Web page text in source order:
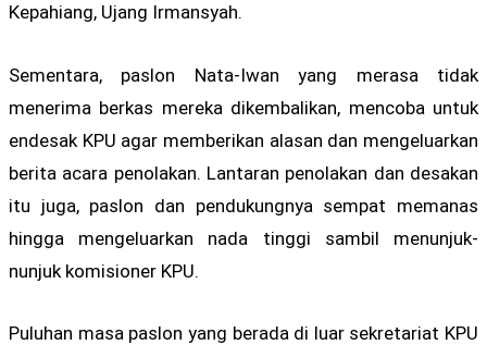
Kepahiang, Ujang Irmansyah.
Sementara, paslon Nata-Iwan yang merasa tidak
menerima berkas mereka dikembalikan, mencoba untuk
endesak KPU agar memberikan alasan dan mengeluarkan
berita acara penolakan. Lantaran penolakan dan desakan
itu juga, paslon dan pendukungnya sempat memanas
hingga mengeluarkan nada tinggi sambil menunjuk-
nunjuk komisioner KPU.
Puluhan masa paslon yang berada di luar sekretariat KPU